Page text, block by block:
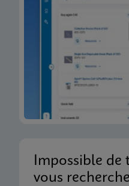
Impossible de
vous